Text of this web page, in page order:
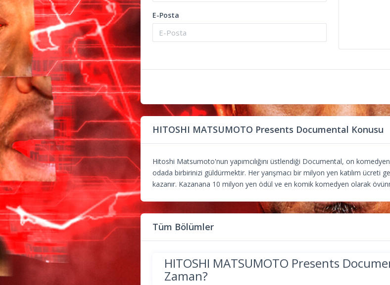
E-Posta
HITOSHI MATSUMOTO Presents Documental Konusu
Hitoshi Matsumoto'nun yapımcılığını üstlendiği Documental, on
odada birbirinizi güldürmektir. Her yarışmacı bir milyon yen katılım ücreti
kazanır. Kazanana 10 milyon yen ödül ve en komik komedyen olarak
Tüm Bölümler
HITOSHI MATSUMOTO Presents
Zaman?